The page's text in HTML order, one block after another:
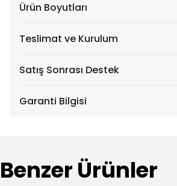
Ürün Boyutları
Teslimat ve Kurulum
Satış Sonrası Destek
Garanti Bilgisi
Benzer Ürünler